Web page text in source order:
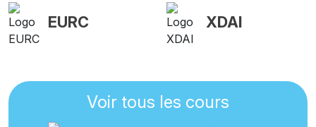
EURC XDAI
Voir tous les cours